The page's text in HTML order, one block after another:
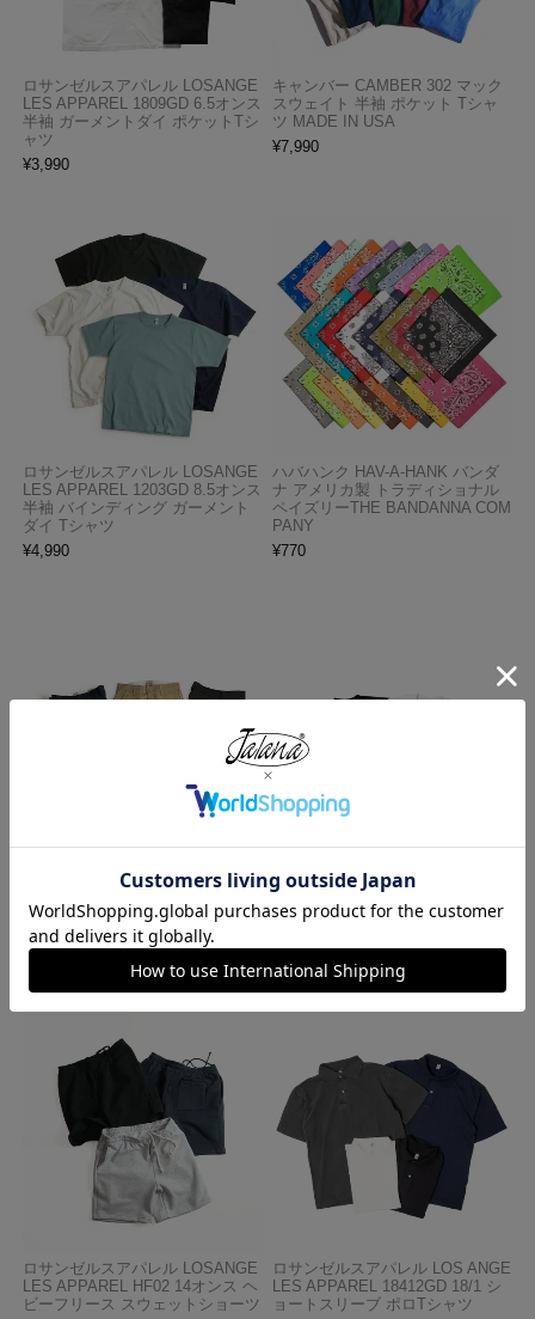
ロサンゼルスアパレル LOSANGE
LES APPAREL 1809GD 6.5オンス
半袖 ガーメントダイ ポケットTシ
ャツ
¥3,990
キャンバー CAMBER 302 マック
スウェイト 半袖 ポケット Tシャ
ツ MADE IN USA
¥7,990
ロサンゼルスアパレル LOSANGE
LES APPAREL 1203GD 8.5オンス
半袖 バインディング ガーメント
ダイ Tシャツ
¥4,990
ハバハンク HAV-A-HANK バンダ
ナ アメリカ製 トラディショナル
ペイズリーTHE BANDANNA COM
PANY
¥770
レッドキャップ REDKAP #PT20
インダストリアル ワークパンツ
¥7,700
プロクラブ PRO CLUB ヘビーウ
ェイト コットン 半袖 クルーネッ
1,990
ロサンゼルスアパレル LOSANGE
LES APPAREL HF02 14オンス ヘ
ビーフリース スウェットショーツ
ロサンゼルスアパレル LOS ANGE
LES APPAREL 18412GD 18/1 シ
ョートスリーブ ポロTシャツ